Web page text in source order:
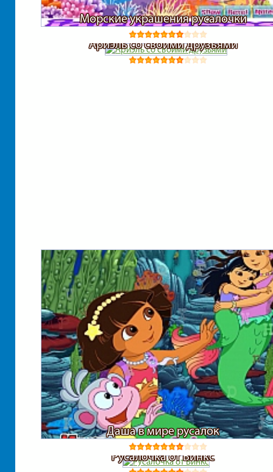
Морские украшения русалочки
Ариэль со своими друзьями
Даша в мире русалок
Русалочка от Винкс